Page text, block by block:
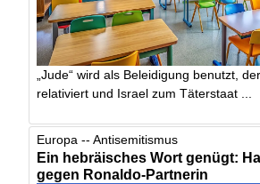
„Jude“ wird als Beleidigung benutzt,
relativiert und Israel zum Täterstaat ...
Europa -- Antisemitismus
Ein hebräisches Wort genügt:
gegen Ronaldo-Partnerin